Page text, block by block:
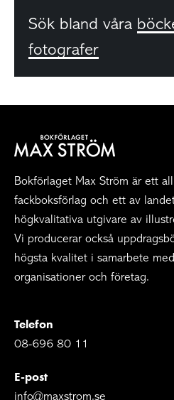
Sök bland våra
fotografer
Bokförlaget Max Ström är ett
fackboksförlag och ett av
högkvalitativa utgivare av
Vi producerar också
högsta kvalitet i samarbete med
organisationer och företag.
Telefon
08-696 80 11
E-post
info@maxstrom.se